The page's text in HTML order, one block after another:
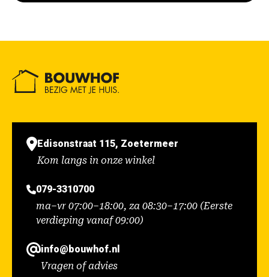
Edisonstraat 115, Zoetermeer
Kom langs in onze winkel
079-3310700
ma–vr 07:00–18:00, za 08:30–17:00 (Eerste
verdieping vanaf 09:00)
info@bouwhof.nl
Vragen of advies